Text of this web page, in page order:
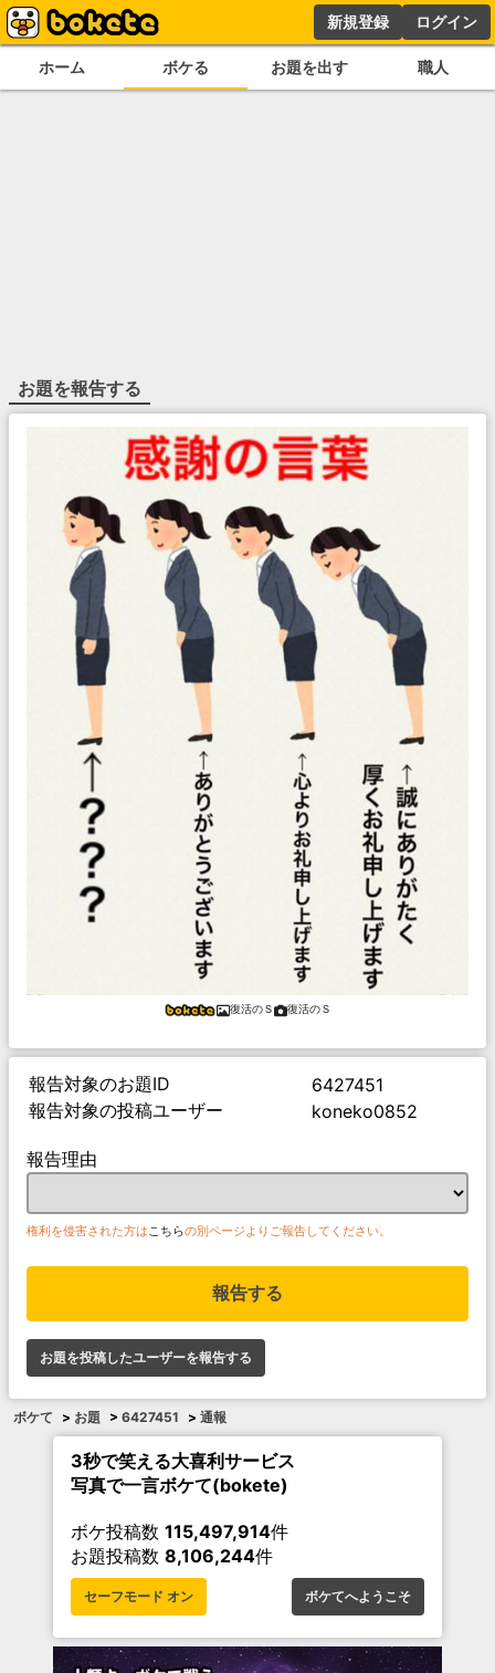
新規登録 ログイン
ホーム ボケる お題を出す 職人
お題を報告する
復活のＳ 復活のＳ
報告対象のお題ID
6427451
報告対象の投稿ユーザー
koneko0852
報告理由
権利を侵害された方はこちらの別ページよりご報告してください。
報告する
お題を投稿したユーザーを報告する
ボケて > お題 > 6427451 > 通報
3秒で笑える大喜利サービス
写真で一言ボケて(bokete)
ボケ投稿数 115,497,914件
お題投稿数 8,106,244件
セーフモード オン ボケてへようこそ